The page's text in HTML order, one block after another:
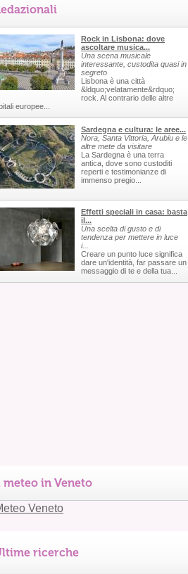
Rock in Lisbona: dove
ascoltare musica...
Una scena musicale
interessante, custodita quasi in
segreto
Lisbona è una città
&ldquo;velatamente&rdquo;
rock. Al contrario delle altre
europee...
Sardegna e cultura: le aree...
Nora, Santa Vittoria, Arubiu e le
altre mete da visitare
La Sardegna è una terra
antica, dove sono custoditi
reperti e testimonianze di
immenso pregio...
Effetti speciali in casa: basta
il...
Una scelta di gusto e di
tendenza per mettere in luce
i...
Creare un punto luce significa
dare un'identità, far passare un
messaggio di te e della tua...
meteo in Veneto
ricerche